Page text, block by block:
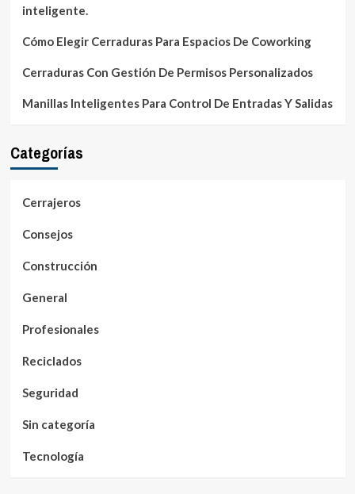
inteligente.
Cómo Elegir Cerraduras Para Espacios De Coworking
Cerraduras Con Gestión De Permisos Personalizados
Manillas Inteligentes Para Control De Entradas Y Salidas
Categorías
Cerrajeros
Consejos
Construcción
General
Profesionales
Reciclados
Seguridad
Sin categoría
Tecnología